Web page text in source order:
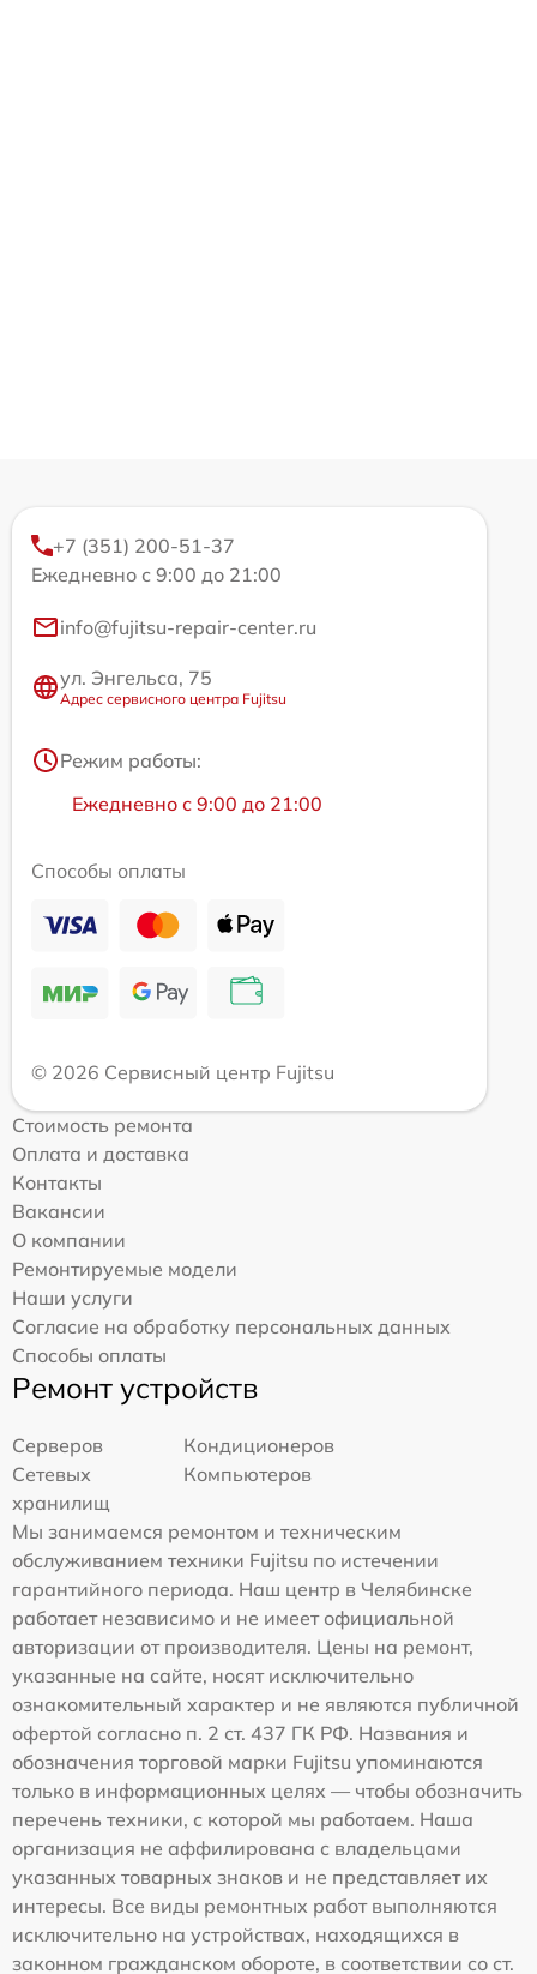
+7 (351) 200-51-37
Ежедневно с 9:00 до 21:00
info@fujitsu-repair-center.ru
ул. Энгельса, 75
Адрес сервисного центра Fujitsu
Режим работы:
Ежедневно с 9:00 до 21:00
Способы оплаты
© 2026 Сервисный центр Fujitsu
Стоимость ремонта
Оплата и доставка
Контакты
Вакансии
О компании
Ремонтируемые модели
Наши услуги
Согласие на обработку персональных данных
Способы оплаты
Ремонт устройств
Серверов
Кондиционеров
Сетевых
хранилищ
Компьютеров
Мы занимаемся ремонтом и техническим
обслуживанием техники Fujitsu по истечении
гарантийного периода. Наш центр в Челябинске
работает независимо и не имеет официальной
авторизации от производителя. Цены на ремонт,
указанные на сайте, носят исключительно
ознакомительный характер и не являются публичной
офертой согласно п. 2 ст. 437 ГК РФ. Названия и
обозначения торговой марки Fujitsu упоминаются
только в информационных целях — чтобы обозначить
перечень техники, с которой мы работаем. Наша
организация не аффилирована с владельцами
указанных товарных знаков и не представляет их
интересы. Все виды ремонтных работ выполняются
исключительно на устройствах, находящихся в
законном гражданском обороте, в соответствии со ст.